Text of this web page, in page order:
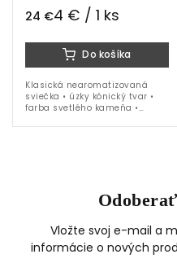
24 €4 € / 1 ks
Do košíka
Klasická nearomatizovaná
sviečka • úzky kónický tvar •
farba svetlého kameňa •
6 ks balenie
Vložte svoj e-mail a
informácie o nových